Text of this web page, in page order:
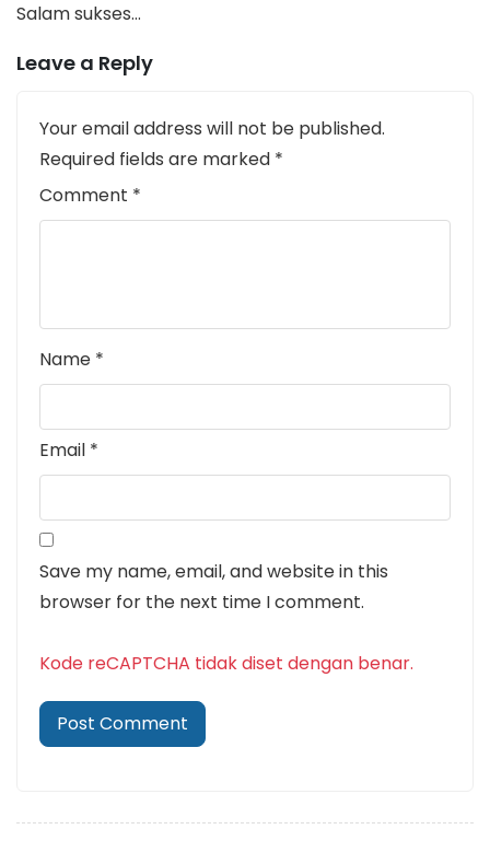
Salam sukses…
Leave a Reply
Your email address will not be published.
Required fields are marked *
Comment *
Name *
Email *
Save my name, email, and website in this
browser for the next time I comment.
Kode reCAPTCHA tidak diset dengan benar.